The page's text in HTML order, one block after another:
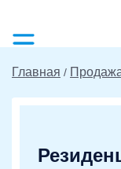
Главная